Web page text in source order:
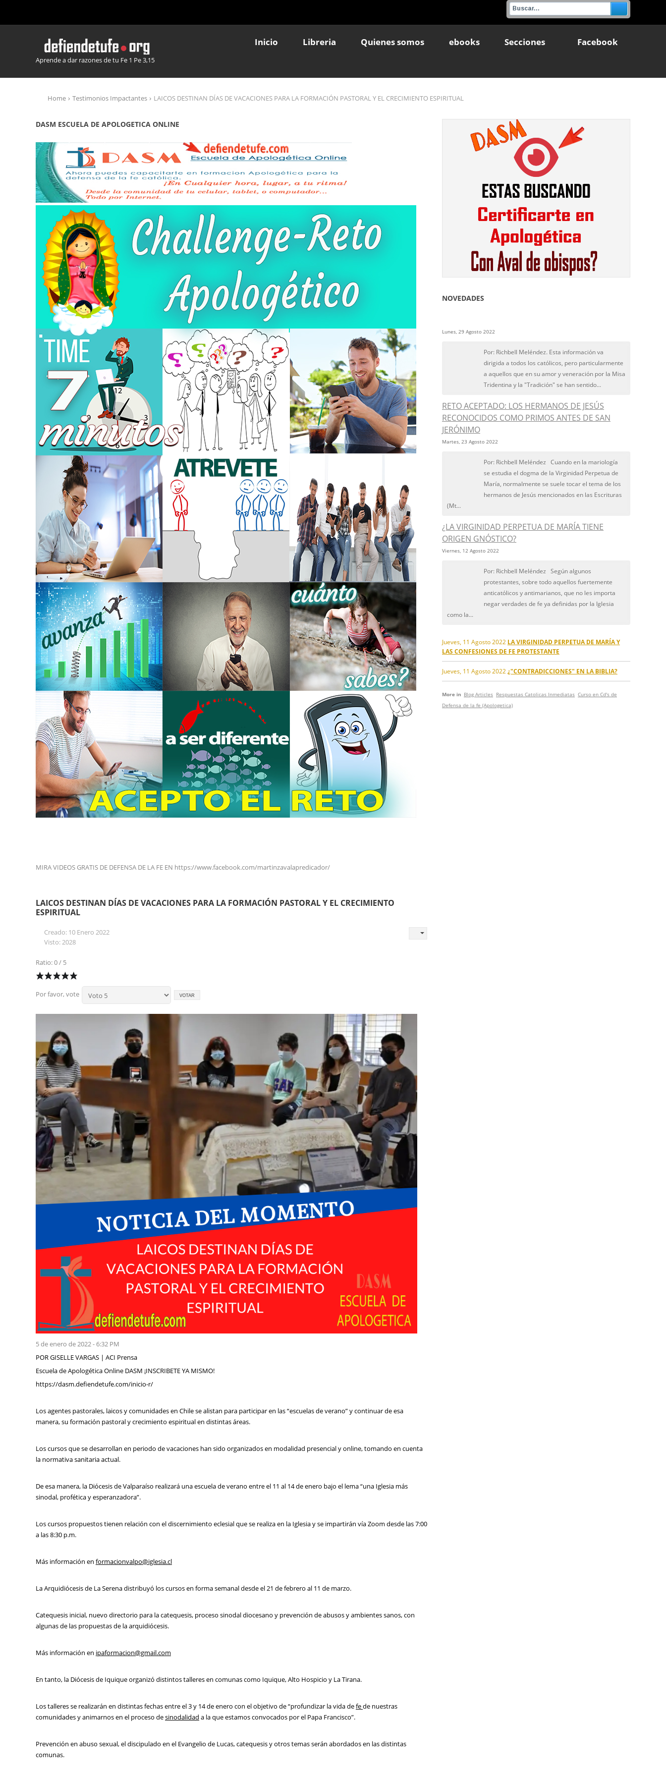
Aprende a dar razones de tu Fe 1 Pe 3,15
Inicio Libreria Quienes somos ebooks Secciones Facebook
Home Testimonios Impactantes LAICOS DESTINAN DÍAS DE VACACIONES PARA LA FORMACIÓN PASTORAL Y EL CRECIMIENTO ESPIRITUAL
DASM ESCUELA DE APOLOGETICA ONLINE
MIRA VIDEOS GRATIS DE DEFENSA DE LA FE EN https://www.facebook.com/martinzavalapredicador/
LAICOS DESTINAN DÍAS DE VACACIONES PARA LA FORMACIÓN PASTORAL Y EL CRECIMIENTO
ESPIRITUAL
Creado: 10 Enero 2022
Visto: 2028
Ratio: 0 / 5
Por favor, vote
5 de enero de 2022 - 6:32 PM
POR GISELLE VARGAS | ACI Prensa
Escuela de Apologética Online DASM ¡INSCRIBETE YA MISMO!
https://dasm.defiendetufe.com/inicio-r/
Los agentes pastorales, laicos y comunidades en Chile se alistan para participar en las “escuelas de verano” y continuar de esa
manera, su formación pastoral y crecimiento espiritual en distintas áreas.
Los cursos que se desarrollan en periodo de vacaciones han sido organizados en modalidad presencial y online, tomando en cuenta
la normativa sanitaria actual.
De esa manera, la Diócesis de Valparaíso realizará una escuela de verano entre el 11 al 14 de enero bajo el lema “una Iglesia más
sinodal, profética y esperanzadora”.
Los cursos propuestos tienen relación con el discernimiento eclesial que se realiza en la Iglesia y se impartirán vía Zoom desde las 7:00
a las 8:30 p.m.
Más información en formacionvalpo@iglesia.cl
La Arquidiócesis de La Serena distribuyó los cursos en forma semanal desde el 21 de febrero al 11 de marzo.
Catequesis inicial, nuevo directorio para la catequesis, proceso sinodal diocesano y prevención de abusos y ambientes sanos, con
algunas de las propuestas de la arquidiócesis.
Más información en ipaformacion@gmail.com
En tanto, la Diócesis de Iquique organizó distintos talleres en comunas como Iquique, Alto Hospicio y La Tirana.
Los talleres se realizarán en distintas fechas entre el 3 y 14 de enero con el objetivo de “profundizar la vida defede nuestras
comunidades y animarnos en el proceso desinodalidad a la que estamos convocados por el Papa Francisco”.
Prevención en abuso sexual, el discipulado en el Evangelio de Lucas, catequesis y otros temas serán abordados en las distintas
comunas.
NOVEDADES
Lunes, 29 Agosto 2022
Por: Richbell Meléndez. Esta información va
dirigida a todos los católicos, pero particularmente
a aquellos que en su amor y veneración por la Misa
Tridentina y la "Tradición" se han sentido...
RETO ACEPTADO: LOS HERMANOS DE JESÚS
RECONOCIDOS COMO PRIMOS ANTES DE SAN
JERÓNIMO
Martes, 23 Agosto 2022
Por: Richbell Meléndez Cuando en la mariología
se estudia el dogma de la Virginidad Perpetua de
María, normalmente se suele tocar el tema de los
hermanos de Jesús mencionados en las Escrituras
(Mt...
¿LA VIRGINIDAD PERPETUA DE MARÍA TIENE
ORIGEN GNÓSTICO?
Viernes, 12 Agosto 2022
Por: Richbell Meléndez Según algunos
protestantes, sobre todo aquellos fuertemente
anticatólicos y antimarianos, que no les importa
negar verdades de fe ya definidas por la Iglesia
como la...
Jueves, 11 Agosto 2022 LA VIRGINIDAD PERPETUA DE MARÍA Y
LAS CONFESIONES DE FE PROTESTANTE
Jueves, 11 Agosto 2022 ¿"CONTRADICCIONES" EN LA BIBLIA?
More in Blog Articles Respuestas Catolicas Inmediatas Curso en Cd's de
Defensa de la fe (Apologetica)